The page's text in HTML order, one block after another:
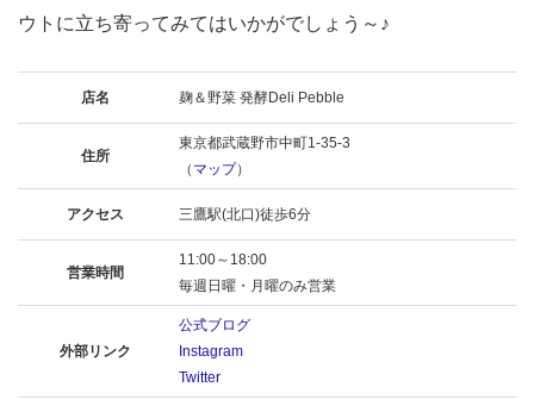
ウトに立ち寄ってみてはいかがでしょう～♪
店名 麹＆野菜 発酵Deli Pebble
住所
東京都武蔵野市中町1-35-3
（ マップ）
アクセス 三鷹駅(北口)徒歩6分
営業時間
11:00～18:00
毎週日曜・月曜のみ営業
外部リンク
公式ブログ
Instagram
Twitter